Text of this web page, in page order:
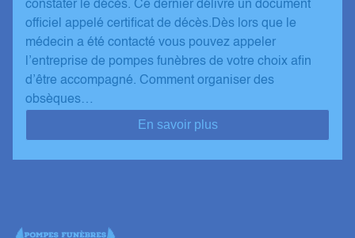
constater le décès. Ce dernier délivre un document
officiel appelé certificat de décès.Dès lors que le
médecin a été contacté vous pouvez appeler
l’entreprise de pompes funèbres de votre choix afin
d’être accompagné. Comment organiser des
obsèques…
En savoir plus